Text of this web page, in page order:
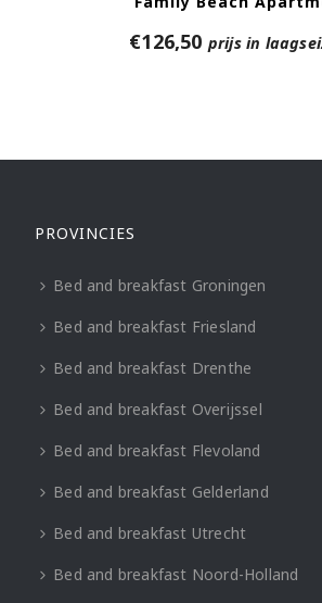
€126,50 prijs in
PROVINCIES
Bed and breakfast Groningen
Bed and breakfast Friesland
Bed and breakfast Drenthe
Bed and breakfast Overijssel
Bed and breakfast Flevoland
Bed and breakfast Gelderland
Bed and breakfast Utrecht
Bed and breakfast Noord-Holland